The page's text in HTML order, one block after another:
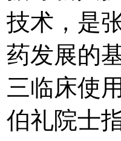
技术，是
药发展的
三临床使
伯礼院士